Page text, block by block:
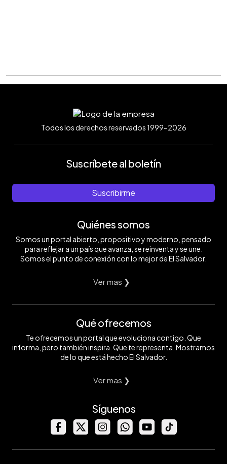
Todos los derechos reservados 1999-2026
Suscríbete al boletín
Suscribirme
Quiénes somos
Somos un portal abierto, propositivo y moderno, pensado
para reflejar a un país que avanza, se reinventa y se une.
Somos el punto de conexión con lo mejor de El Salvador.
Ver mas ❯
Qué ofrecemos
Te ofrecemos un portal que evoluciona contigo. Que
informa, pero también inspira. Que te representa. Mostramos
de lo que está hecho El Salvador.
Ver mas ❯
Síguenos